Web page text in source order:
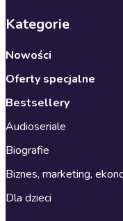
Kategorie
Nowości
Oferty specjalne
Bestsellery
Audioseriale
Biografie
Biznes, marketing,
Dla dzieci